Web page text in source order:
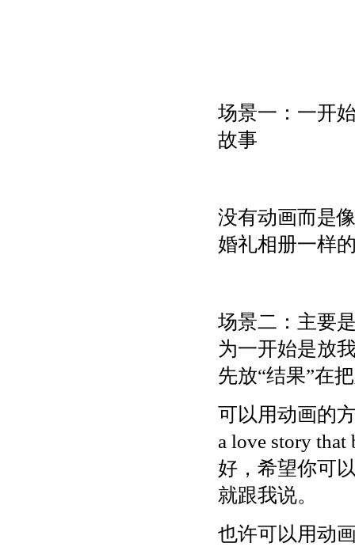
场景一：一开
故事
没有动画而是
婚礼相册一样
场景二：主要
为一开始是放
先放“结果”在
可以用动画的
a love story
好，希望你可
就跟我说。
也许可以用动